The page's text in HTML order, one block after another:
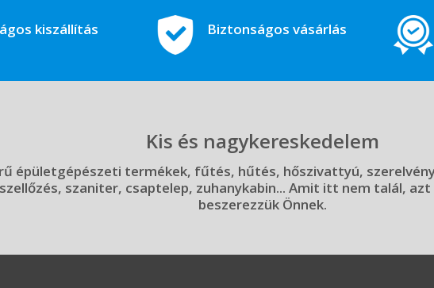
kiszállítás Biztonságos vásárlás
Kis és nagykereskedelem
épületgépészeti termékek, fűtés, hűtés, hőszivattyú,
szaniter, csaptelep, zuhanykabin... Amit itt nem talál,
beszerezzük Önnek.